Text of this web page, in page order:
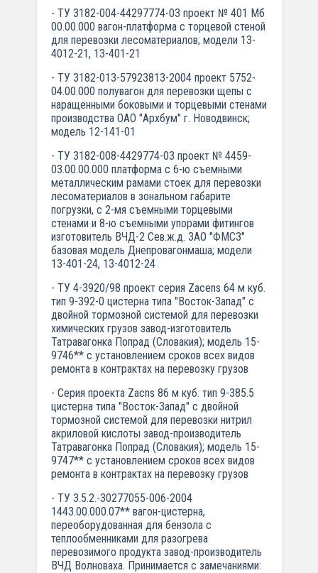
- ТУ 3182-004-44297774-03 проект № 401 Мб
00.00.000 вагон-платформа с торцевой стеной
для перевозки лесоматериалов; модели 13-
4012-21, 13-401-21
- ТУ 3182-013-57923813-2004 проект 5752-
04.00.000 полувагон для перевозки щепы с
наращенными боковыми и торцевыми стенами
производства ОАО "Архбум" г. Новодвинск;
модель 12-141-01
- ТУ 3182-008-4429774-03 проект № 4459-
03.00.00.000 платформа с 6-ю съемными
металлическим рамами стоек для перевозки
лесоматериалов в зональном габарите
погрузки, с 2-мя съемными торцевыми
стенами и 8-ю съемными упорами фитингов
изготовитель ВЧД-2 Сев.ж.д. ЗАО "ФМСЗ"
базовая модель Днепровагонмаша; модели
13-401-24, 13-4012-24
- ТУ 4-3920/98 проект серия Zacens 64 м куб.
тип 9-392-0 цистерна типа "Восток-Запад" с
двойной тормозной системой для перевозки
химических грузов завод-изготовитель
Татравагонка Попрад (Словакия); модель 15-
9746** с установлением сроков всех видов
ремонта в контрактах на перевозку грузов
- Серия проекта Zacns 86 м куб. тип 9-385.5
цистерна типа "Восток-Запад" с двойной
тормозной системой для перевозки нитрил
акриловой кислоты завод-производитель
Татравагонка Попрад (Словакия); модель 15-
9747** с установлением сроков всех видов
ремонта в контрактах на перевозку грузов
- ТУ 3.5.2.-30277055-006-2004
1443.00.000.07** вагон-цистерна,
переоборудованная для бензола с
теплообменниками для разогрева
перевозимого продукта завод-производитель
ВЧД Волноваха. Принимается с замечаниями: